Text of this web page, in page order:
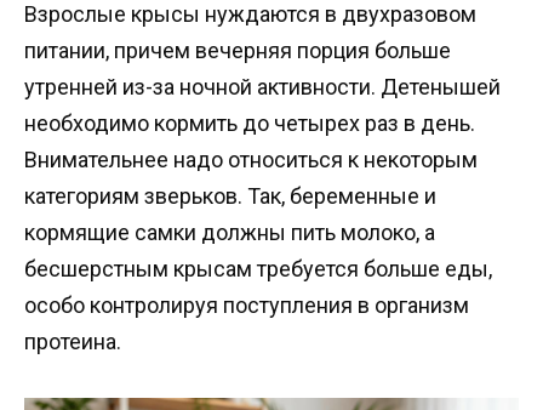
Взрослые крысы нуждаются в двухразовом
питании, причем вечерняя порция больше
утренней из-за ночной активности. Детенышей
необходимо кормить до четырех раз в день.
Внимательнее надо относиться к некоторым
категориям зверьков. Так, беременные и
кормящие самки должны пить молоко, а
бесшерстным крысам требуется больше еды,
особо контролируя поступления в организм
протеина.